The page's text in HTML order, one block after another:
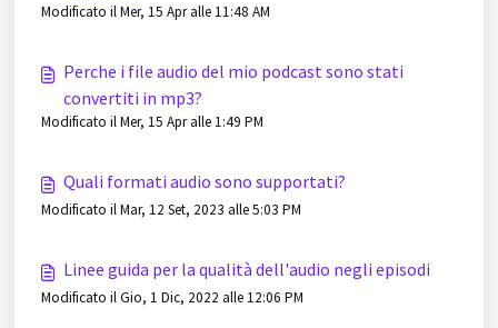
Modificato il Mer, 15 Apr alle 11:48 AM
Perche i file audio del mio podcast sono stati
convertiti in mp3?
Modificato il Mer, 15 Apr alle 1:49 PM
Quali formati audio sono supportati?
Modificato il Mar, 12 Set, 2023 alle 5:03 PM
Linee guida per la qualità dell'audio negli episodi
Modificato il Gio, 1 Dic, 2022 alle 12:06 PM